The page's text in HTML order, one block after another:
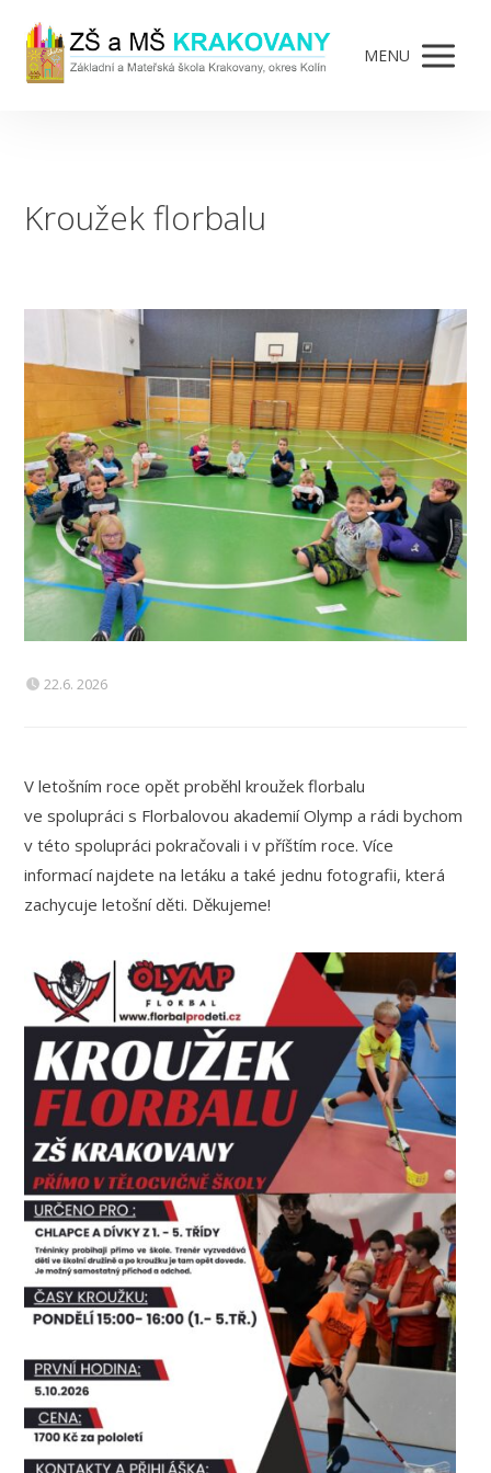
MENU
Kroužek florbalu
22.6. 2026
V letošním roce opět proběhl kroužek florbalu
ve spolupráci s Florbalovou akademií Olymp a rádi bychom
v této spolupráci pokračovali i v příštím roce. Více
informací najdete na letáku a také jednu fotografii, která
zachycuje letošní děti. Děkujeme!